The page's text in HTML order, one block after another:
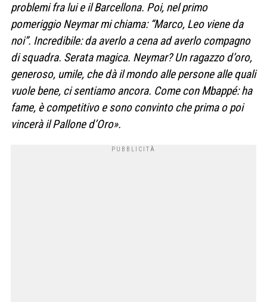
problemi fra lui e il Barcellona. Poi, nel primo
pomeriggio Neymar mi chiama: “Marco, Leo viene da
noi”. Incredibile: da averlo a cena ad averlo compagno
di squadra. Serata magica. Neymar? Un ragazzo d’oro,
generoso, umile, che dà il mondo alle persone alle quali
vuole bene, ci sentiamo ancora. Come con Mbappé: ha
fame, è competitivo e sono convinto che prima o poi
vincerà il Pallone d’Oro».